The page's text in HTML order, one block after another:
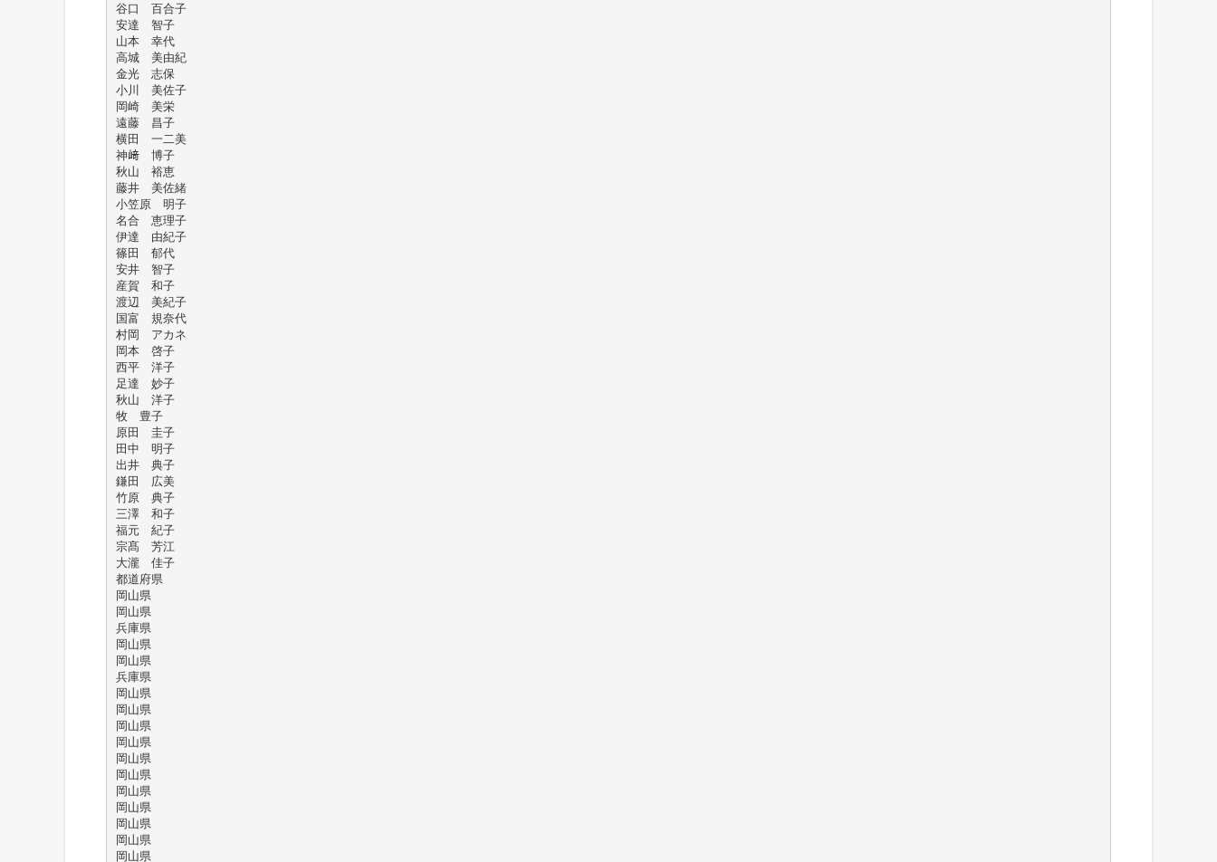
谷口 百合子
安達 智子
山本 幸代
高城 美由紀
金光 志保
小川 美佐子
岡崎 美栄
遠藤 昌子
横田 一二美
神﨑 博子
秋山 裕恵
藤井 美佐緒
小笠原 明子
名合 恵理子
伊達 由紀子
篠田 郁代
安井 智子
産賀 和子
渡辺 美紀子
国富 規奈代
村岡 アカネ
岡本 啓子
西平 洋子
足達 妙子
秋山 洋子
牧 豊子
原田 圭子
田中 明子
出井 典子
鎌田 広美
竹原 典子
三澤 和子
福元 紀子
宗髙 芳江
大瀧 佳子
都道府県
岡山県
岡山県
兵庫県
岡山県
岡山県
兵庫県
岡山県
岡山県
岡山県
岡山県
岡山県
岡山県
岡山県
岡山県
岡山県
岡山県
岡山県